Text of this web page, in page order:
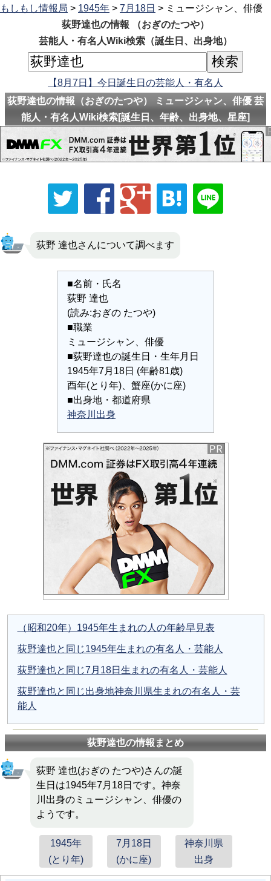
もしもし情報局 > 1945年 > 7月18日 > ミュージシャン、俳優
荻野達也の情報 （おぎのたつや）
芸能人・有名人Wiki検索（誕生日、出身地）
【8月7日】今日誕生日の芸能人・有名人
荻野達也の情報（おぎのたつや） ミュージシャン、俳優 芸
能人・有名人Wiki検索[誕生日、年齢、出身地、星座]
荻野 達也さんについて調べます
■名前・氏名
荻野 達也
(読み:おぎの たつや)
■職業
ミュージシャン、俳優
■荻野達也の誕生日・生年月日
1945年7月18日 (年齢81歳)
酉年(とり年)、蟹座(かに座)
■出身地・都道府県
神奈川出身
（昭和20年）1945年生まれの人の年齢早見表
荻野達也と同じ1945年生まれの有名人・芸能人
荻野達也と同じ7月18日生まれの有名人・芸能人
荻野達也と同じ出身地神奈川県生まれの有名人・芸
能人
荻野達也の情報まとめ
荻野 達也(おぎの たつや)さんの誕
生日は1945年7月18日です。神奈
川出身のミュージシャン、俳優の
ようです。
1945年
(とり年)
7月18日
(かに座)
神奈川県
出身